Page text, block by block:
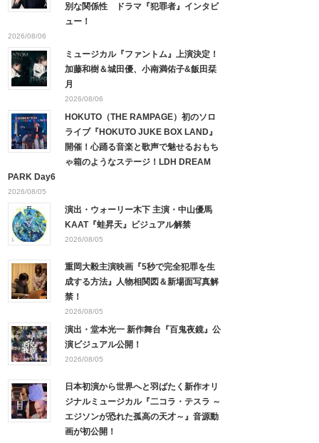
別な関係性 ドラマ『犯罪者』インタビ
ュー！
2026/08/06
ミュージカル『ファントム』上演決定！
加藤和樹＆城田優、小南満佑子&飯田栞
月
2026/08/06
HOKUTO（THE RAMPAGE）初のソロ
ライブ『HOKUTO JUKE BOX LAND』
開催！心踊る音楽と歌声で魅せるおもち
ゃ箱のようなステージ！LDH DREAM
PARK Day6
2026/08/05
演出・ウォーリー木下 主演・中山優馬
KAAT『蛙昇天』ビジュアル解禁
2026/08/05
重岡大毅主演映画『5秒で完全犯罪を生
成する方法』人物相関図＆新場面写真解
禁！
2026/08/05
演出・堂本光一 新作舞台『百鬼夜鏡』公
演ビジュアル公開！
2026/08/05
日本初演から世界へと羽ばたく新作オリ
ジナルミュージカル『二コラ・テスラ ～
エジソンが恐れた孤高の天才～』音源動
画が初公開！